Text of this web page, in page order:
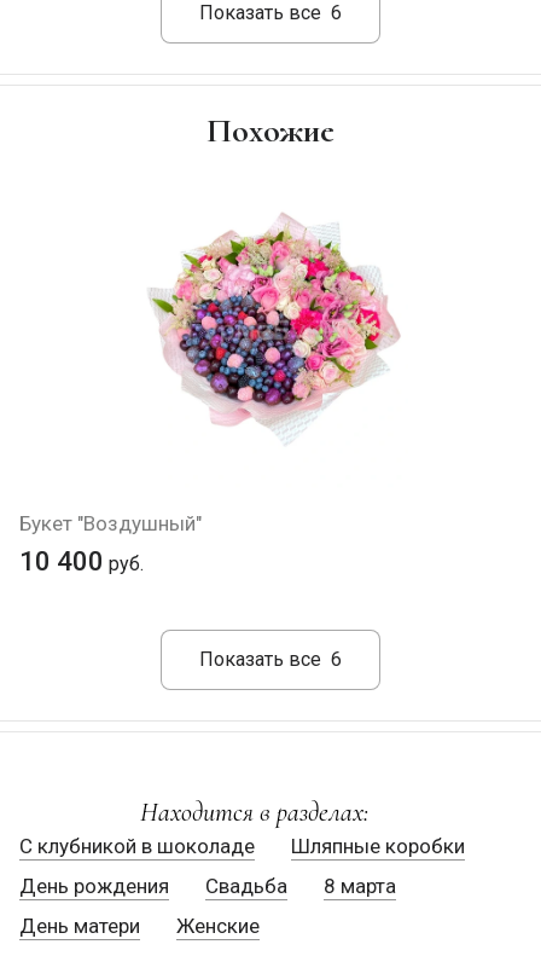
Показать все 6
Похожие
Букет "Воздушный"
10 400 руб.
Показать все 6
Находится в разделах:
С клубникой в шоколаде
Шляпные коробки
День рождения
Свадьба
8 марта
День матери
Женские